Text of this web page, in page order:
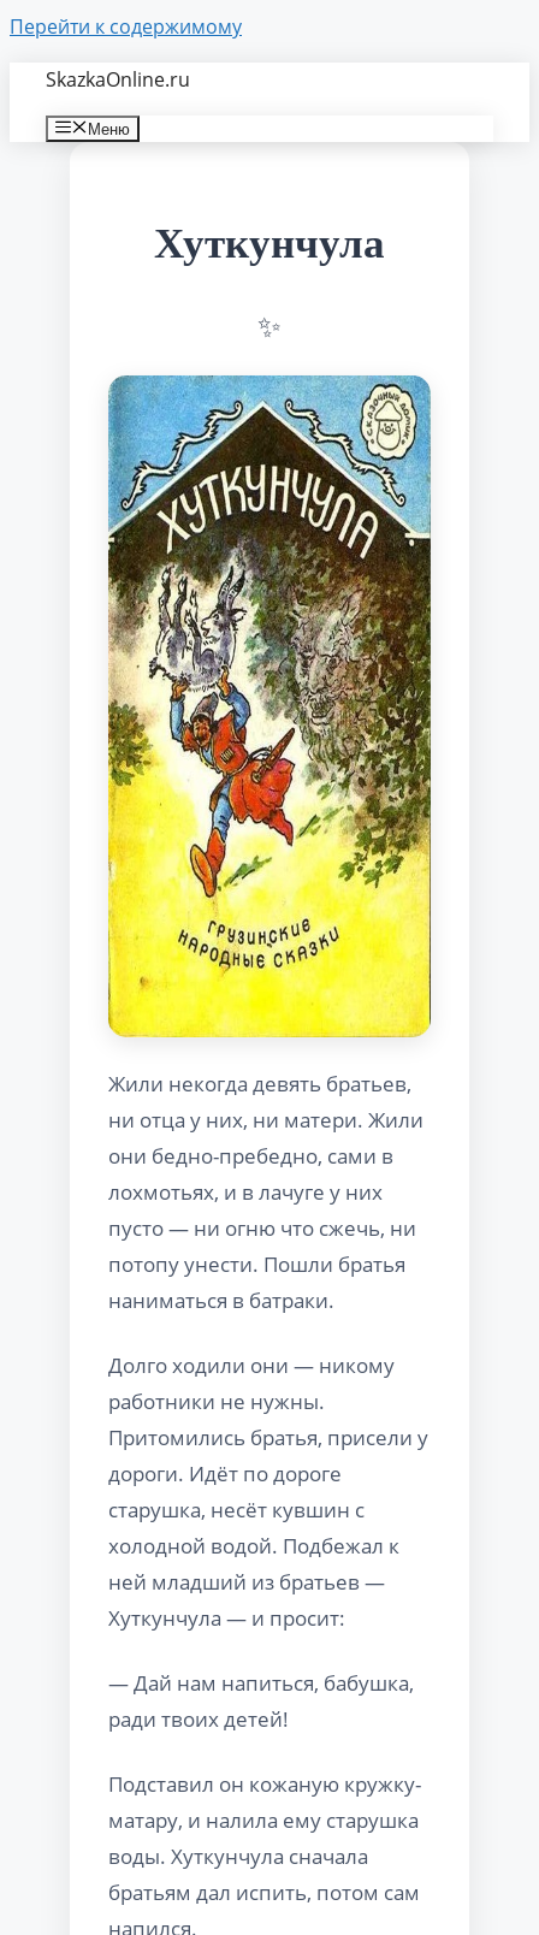
Перейти к содержимому
SkazkaOnline.ru
Меню
Хуткунчула
Жили некогда девять братьев,
ни отца у них, ни матери. Жили
они бедно-пребедно, сами в
лохмотьях, и в лачуге у них
пусто — ни огню что сжечь, ни
потопу унести. Пошли братья
наниматься в батраки.
Долго ходили они — никому
работники не нужны.
Притомились братья, присели у
дороги. Идёт по дороге
старушка, несёт кувшин с
холодной водой. Подбежал к
ней младший из братьев —
Хуткунчула — и просит:
— Дай нам напиться, бабушка,
ради твоих детей!
Подставил он кожаную кружку-
матару, и налила ему старушка
воды. Хуткунчула сначала
братьям дал испить, потом сам
напился.